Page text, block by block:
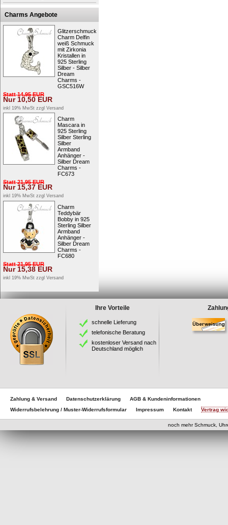
Charms Angebote
Glitzerschmuck
Charm Delfin
weiß Schmuck
mit Zirkonia
Kristallen in
925 Sterling
Silber - Silber
Dream
Charms -
GSC516W
Statt14,95EUR
Nur10,50EUR
inkl 19% MwSt zzgl Versand
Charm
Mascara in
925 Sterling
Silber Sterling
Silber
Armband
Anhänger -
Silber Dream
Charms -
FC673
Statt21,95EUR
Nur 15,37 EUR
inkl 19% MwSt zzgl Versand
Charm
Teddybär
Bobby in 925
Sterling Silber
Armband
Anhänger -
Silber Dream
Charms -
FC680
Statt21,95EUR
Nur15,38EUR
inkl 19% MwSt zzgl Versand
Ihre Vorteile
schnelle Lieferung
telefonische Beratung
kostenloser Versand nach
Deutschland möglich
Zahlung & Versand Datenschutzerklärung
AGB & Kundeninformationen
Widerrufsbelehrung / Muster-Widerrufsformular
Impressum Kontakt Vertrag
noch mehr Schmuck,
eCommerce